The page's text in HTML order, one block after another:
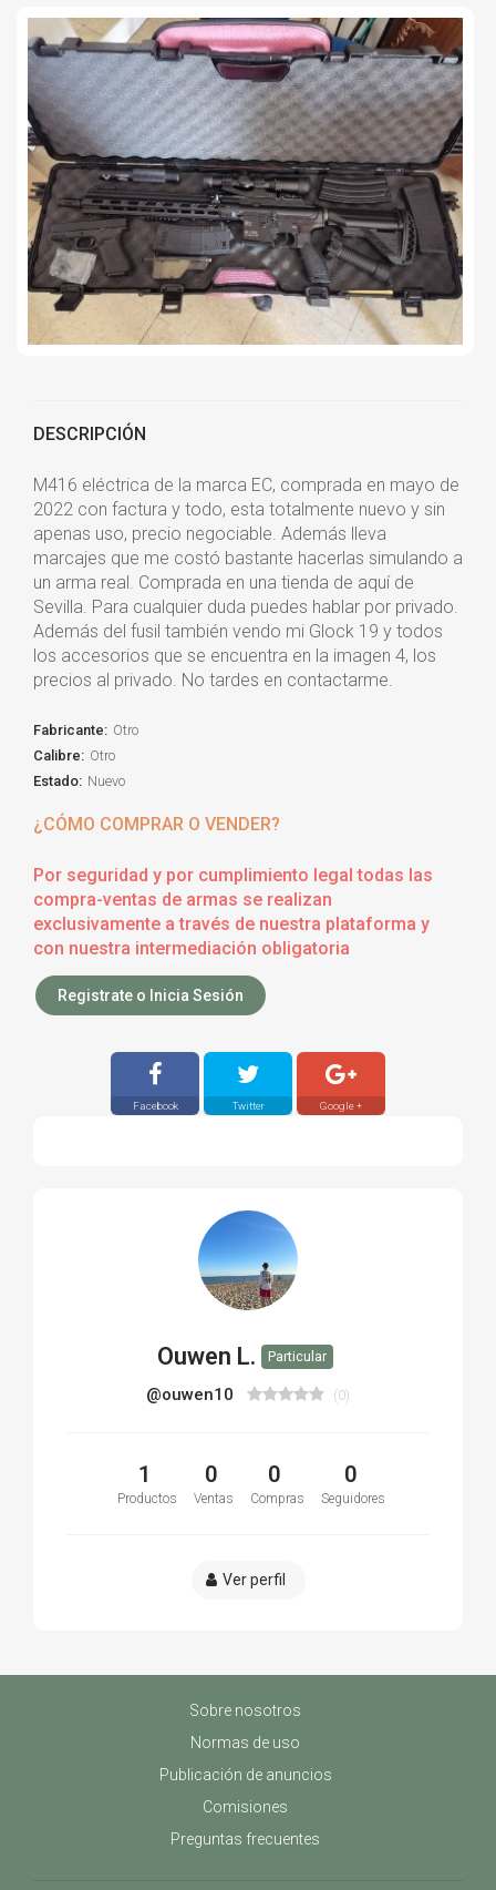
DESCRIPCIÓN
M416 eléctrica de la marca EC, comprada en mayo de
2022 con factura y todo, esta totalmente nuevo y sin
apenas uso, precio negociable. Además lleva
marcajes que me costó bastante hacerlas simulando a
un arma real. Comprada en una tienda de aquí de
Sevilla. Para cualquier duda puedes hablar por privado.
Además del fusil también vendo mi Glock 19 y todos
los accesorios que se encuentra en la imagen 4, los
precios al privado. No tardes en contactarme.
Fabricante: Otro
Calibre: Otro
Estado: Nuevo
¿CÓMO COMPRAR O VENDER?
Por seguridad y por cumplimiento legal todas las
compra-ventas de armas se realizan
exclusivamente a través de nuestra plataforma y
con nuestra intermediación obligatoria
Registrate o Inicia Sesión
Facebook Twitter Google +
Ouwen L. Particular
@ouwen10 (0)
1
Productos
0
Ventas
0
Compras
0
Seguidores
Ver perfil
Sobre nosotros
Normas de uso
Publicación de anuncios
Comisiones
Preguntas frecuentes